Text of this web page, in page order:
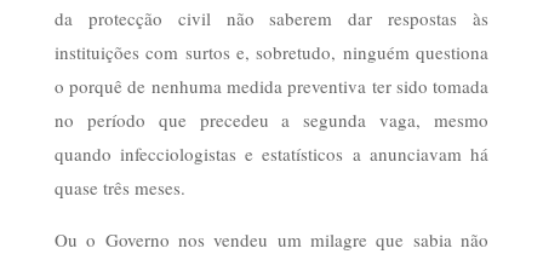
da protecção civil não saberem dar respostas às
instituições com surtos e, sobretudo, ninguém questiona
o porquê de nenhuma medida preventiva ter sido tomada
no período que precedeu a segunda vaga, mesmo
quando infecciologistas e estatísticos a anunciavam há
quase três meses.
Ou o Governo nos vendeu um milagre que sabia não